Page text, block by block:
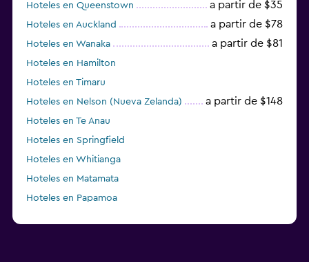
Hoteles en Queenstown a partir de $35
Hoteles en Auckland a partir de $78
Hoteles en Wanaka a partir de $81
Hoteles en Hamilton
Hoteles en Timaru
Hoteles en Nelson (Nueva Zelanda)
a partir de $148
Hoteles en Te Anau
Hoteles en Springfield
Hoteles en Whitianga
Hoteles en Matamata
Hoteles en Papamoa